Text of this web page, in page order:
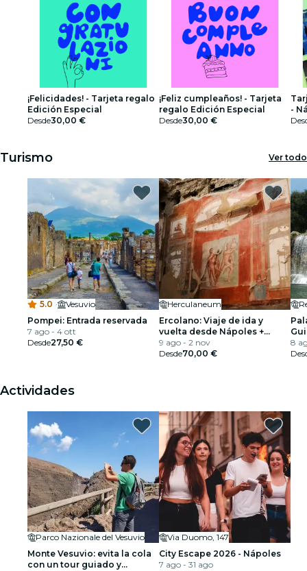
¡Felicidades! - Tarjeta regalo
Edición Especial
Desde30,00 €
¡Feliz cumpleaños! - Tarjeta
regalo Edición Especial
Desde30,00 €
-
Turismo Ver todo
5.0 ·
Vesuvio
Pompei: Entrada reservada
7 ago - 4 ott
Desde27,50 €
Herculaneum
Ercolano: Viaje de ida y
vuelta desde Nápoles +
Visita guiada
9 ago - 2 nov
Desde70,00 €
8
Actividades
Parco Nazionale del Vesuvio
Monte Vesuvio: evita la cola
con un tour guiado y
Via Duomo, 147
City Escape 2026 - Nápoles
7 ago - 31 ago